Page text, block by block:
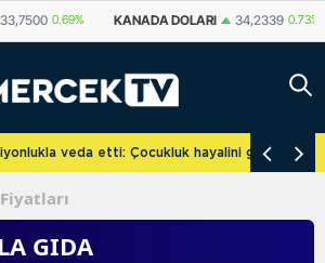
0.73% İSVIÇRE FRANKI 59,1179 0.82%
veda etti: Çocukluk hayalini
GIDA